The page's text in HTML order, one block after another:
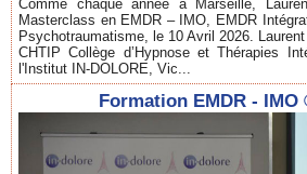
Comme chaque année à Marseille,
Masterclass en EMDR – IMO, EMDR
Psychotraumatisme, le 10 Avril 2026.
CHTIP Collège d’Hypnose et Thérapies
l'Institut IN-DOLORE, Vic...
Formation EMDR -